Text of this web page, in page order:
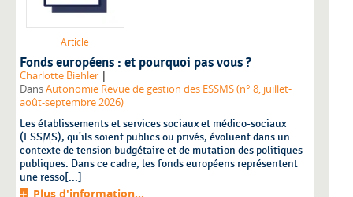
Article
Fonds européens : et pourquoi pas vous ?
Charlotte Biehler |
DansAutonomie Revue de gestion des ESSMS (n° 8, juillet-
août-septembre 2026)
Les établissements et services sociaux et médico-sociaux
(ESSMS), qu'ils soient publics ou privés, évoluent dans un
contexte de tension budgétaire et de mutation des politiques
publiques. Dans ce cadre, les fonds européens représentent
une resso[...]
Plus d'information...